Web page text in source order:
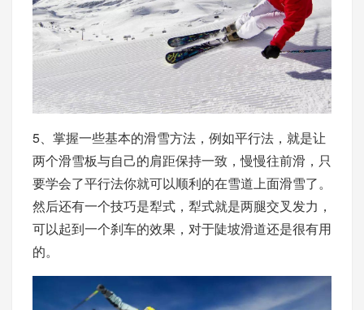
5、掌握一些基本的滑雪方法，例如平行法，就是让
两个滑雪板与自己的肩距保持一致，慢慢往前滑，只
要学会了平行法你就可以顺利的在雪道上面滑雪了。
然后还有一个技巧是犁式，犁式就是两腿交叉发力，
可以起到一个刹车的效果，对于陡坡滑道还是很有用
的。